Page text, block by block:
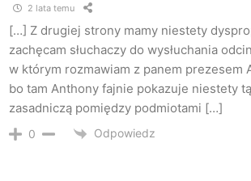
2 lata temu
[…] Z drugiej strony mamy niestety
zachęcam słuchaczy do wysłuchania
w którym rozmawiam z panem prezesem
bo tam Anthony fajnie pokazuje niestety
zasadniczą pomiędzy podmiotami […]
0 Odpowiedz